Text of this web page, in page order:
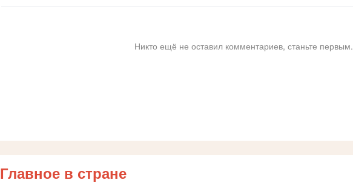
Никто ещё не оставил комментариев, станьте первым.
Главное в стране